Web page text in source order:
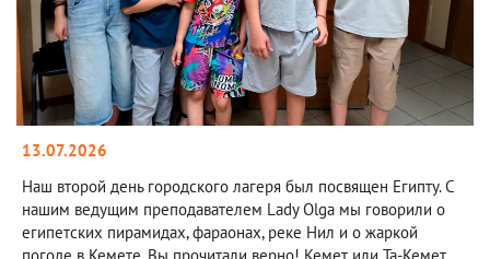
13.07.2026
Наш второй день городского лагеря был посвящен Египту. С
нашим ведущим преподавателем Lady Olga мы говорили о
египетских пирамидах, фараонах, реке Нил и о жаркой